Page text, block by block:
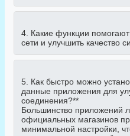
4. Какие функции
сети и улучшить качество
5. Как быстро можно
данные приложения для
соединения?**
Большинство приложений
официальных магазинов
минимальной настройки,